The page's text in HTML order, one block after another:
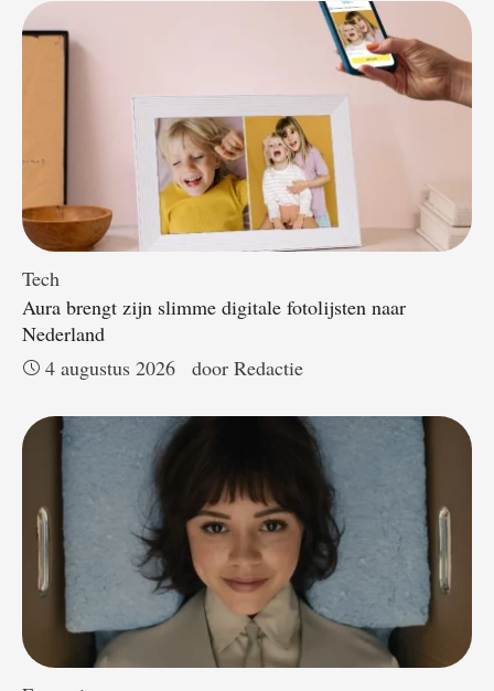
Tech
Aura brengt zijn slimme digitale fotolijsten naar
Nederland
4 augustus 2026
door Redactie